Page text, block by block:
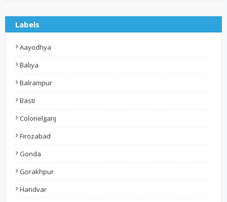
Labels
Aayodhya
Baliya
Balrampur
Basti
Colonelganj
Firozabad
Gonda
Gorakhpur
Haridvar